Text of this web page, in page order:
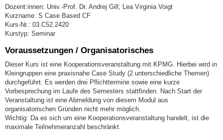
Dozent:innen: Univ.-Prof. Dr. Andrej Gill; Lea Virginia Voigt
Kurzname: S Case Based CF
Kurs-Nr.: 03.C52.2420
Kurstyp: Seminar
Voraussetzungen / Organisatorisches
Dieser Kurs ist eine Kooperationsveranstaltung mit KPMG. Hierbei wird in
Kleingruppen eine praxisnahe Case Study (2 unterschiedliche Themen)
durchgeführt. Es werden drei Pflichttermine sowie eine kurze
Vorbesprechung im Laufe des Semesters stattfinden. Nach Start der
Veranstaltung ist eine Abmeldung von diesem Modul aus
organisatorischen Gründen nicht mehr möglich.
Wichtig: Da es sich um eine Kooperationsveranstaltung handelt, ist die
maximale Teilnehmeranzahl beschränkt.